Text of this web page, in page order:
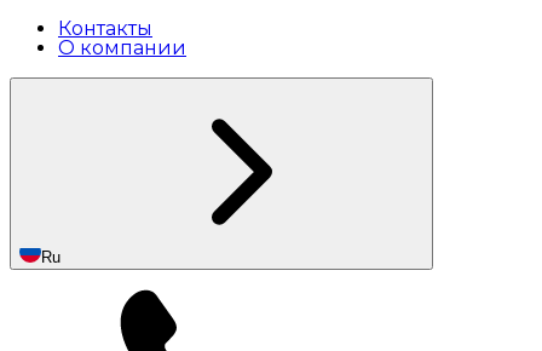
Контакты
О компании
Ru